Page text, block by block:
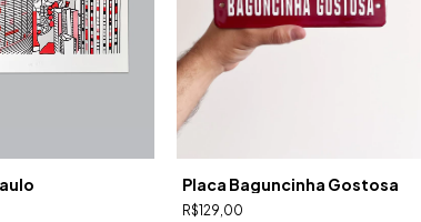
Placa Baguncinha Gostosa
R$129,00